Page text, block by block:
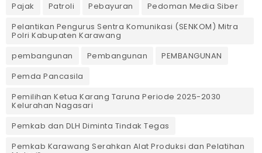
Pajak
Patroli Pebayuran
Pedoman Media Siber
Pelantikan Pengurus Sentra Komunikasi (SENKOM) Mitra
Polri Kabupaten Karawang
pembangunan
Pembangunan
PEMBANGUNAN
Pemda Pancasila
Pemilihan Ketua Karang Taruna Periode 2025-2030
Kelurahan Nagasari
Pemkab dan DLH Diminta Tindak Tegas
Pemkab Karawang Serahkan Alat Produksi dan Pelatihan